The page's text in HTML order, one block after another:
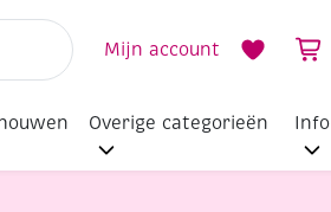
Mijn account
Overige categorieën Info